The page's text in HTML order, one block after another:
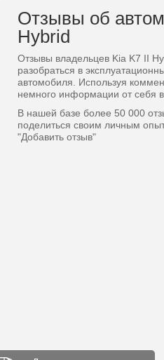
Отзывы об
Hybrid
Отзывы владельцев Kia K7 II
разобраться в
автомобиля. Используя
немного информации от себя
В нашей базе более 50 000
поделиться своим личным
"Добавить отзыв"